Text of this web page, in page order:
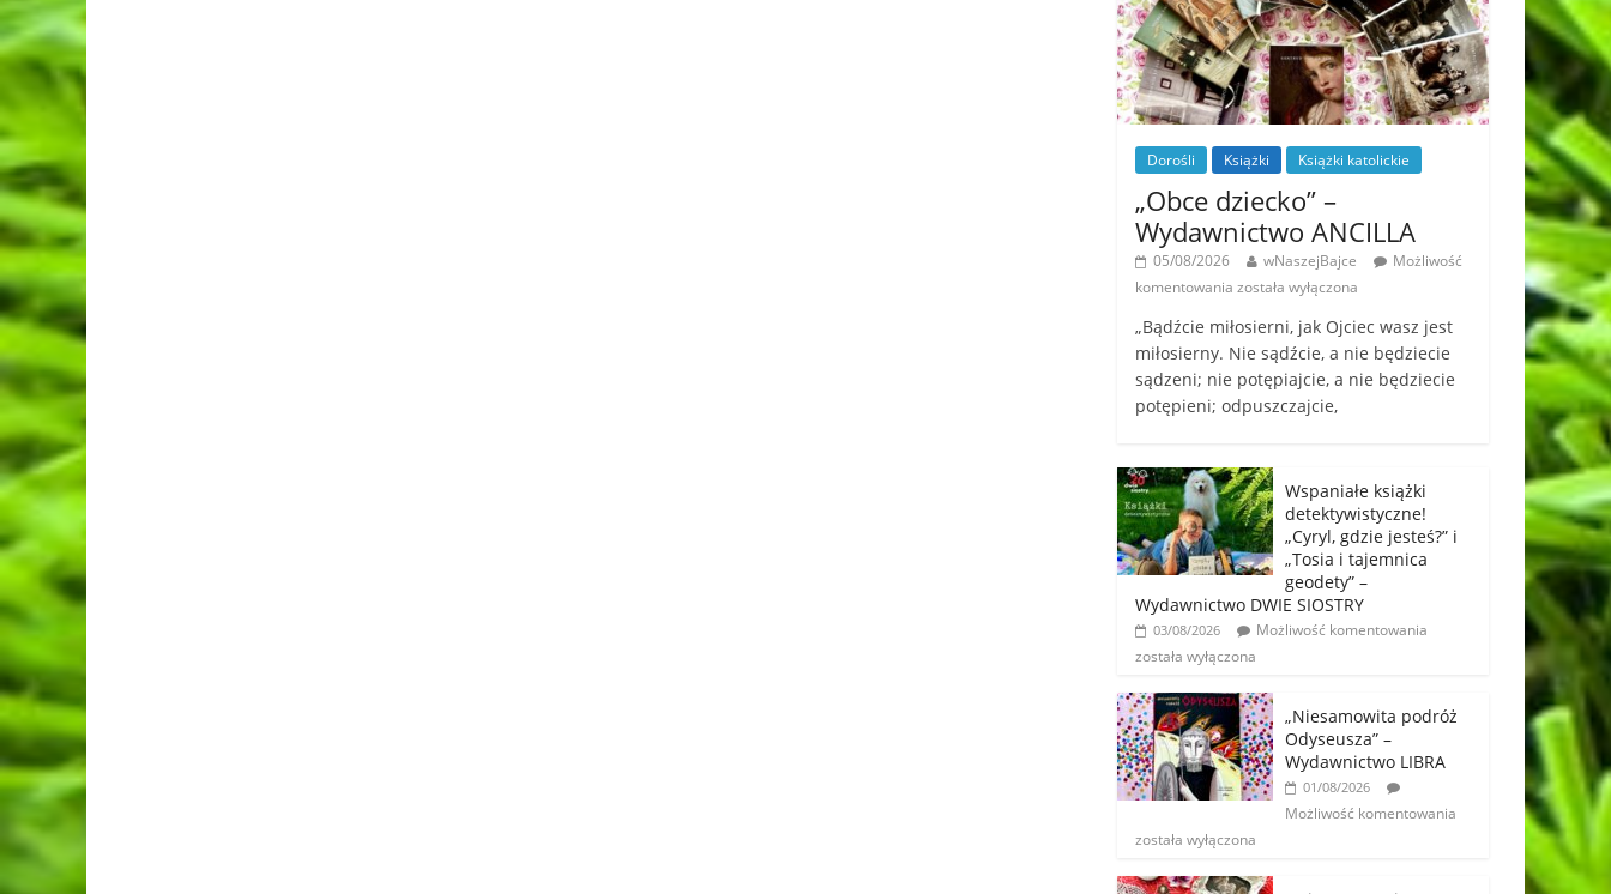
Dorośli Książki Książki katolickie
„Obce dziecko” –
Wydawnictwo ANCILLA
05/08/2026 wNaszejBajce
Możliwość
komentowania została wyłączona
„Bądźcie miłosierni, jak Ojciec wasz jest
miłosierny. Nie sądźcie, a nie będziecie
sądzeni; nie potępiajcie, a nie będziecie
potępieni; odpuszczajcie,
Wspaniałe książki
detektywistyczne!
„Cyryl, gdzie jesteś?” i
„Tosia i tajemnica
geodety” –
Wydawnictwo DWIE SIOSTRY
03/08/2026
Możliwość komentowania
została wyłączona
„Niesamowita podróż
Odyseusza” –
Wydawnictwo LIBRA
01/08/2026
Możliwość komentowania
została wyłączona